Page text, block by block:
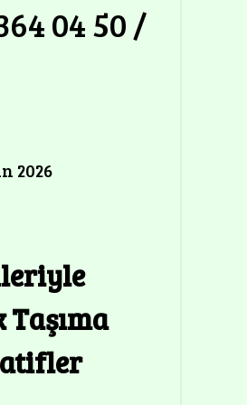
04 50 /
2026